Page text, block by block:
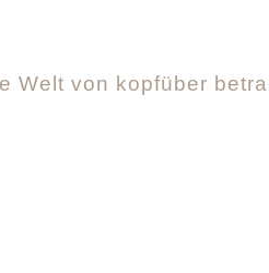
Welt von kopfüber